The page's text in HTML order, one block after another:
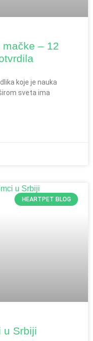
– 12
koje je nauka
sveta ima
HEARTPET BLOG
u Srbiji